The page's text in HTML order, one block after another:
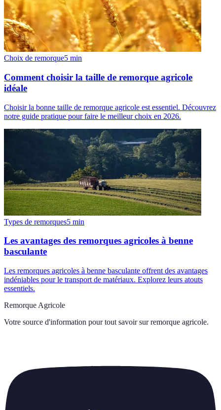
Choix de remorque5 min
Comment choisir la taille de remorque agricole
idéale
Choisir la bonne taille de remorque agricole est essentiel. Découvrez
notre guide pratique pour faire le meilleur choix en 2026.
Types de remorques5 min
Les avantages des remorques agricoles à benne
basculante
Les remorques agricoles à benne basculante offrent des avantages
indéniables pour le transport de matériaux. Explorez leurs atouts
essentiels.
Remorque Agricole
Votre source d'information pour tout savoir sur remorque agricole.